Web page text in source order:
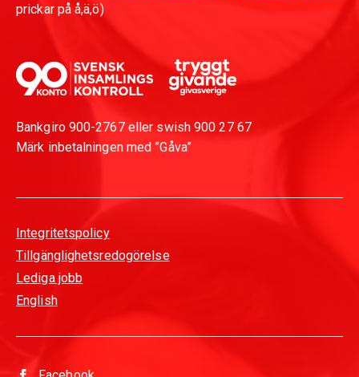
prickar på å,ä,ö)
Bankgiro 900-2767 eller swish 900 27 67
Märk inbetalningen med ”Gåva”
Integritetspolicy
Tillgänglighetsredogörelse
Lediga jobb
English